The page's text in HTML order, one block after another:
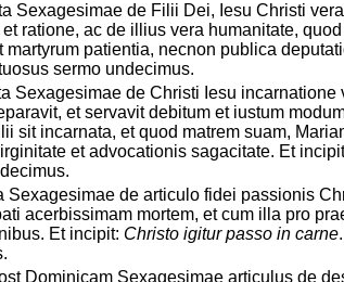
Sexagesimae de Filii Dei, Iesu Christi
ratione, ac de illius vera humanitate,
martyrum patientia, necnon publica
sermo undecimus.
Sexagesimae de Christi Iesu incarnatione
et servavit debitum et iustum
sit incarnata, et quod matrem suam,
et advocationis sagacitate. Et
Sexagesimae de articulo fidei passionis
acerbissimam mortem, et cum illa pro
Et incipit: Christo igitur passo in carne
Dominicam Sexagesimae articulus de